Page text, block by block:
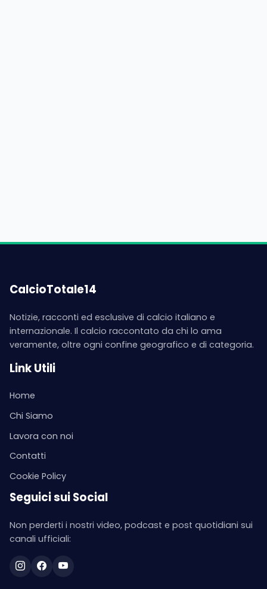
CalcioTotale14
Notizie, racconti ed esclusive di calcio italiano e
internazionale. Il calcio raccontato da chi lo ama
veramente, oltre ogni confine geografico e di categoria.
Link Utili
Home
Chi Siamo
Lavora con noi
Contatti
Cookie Policy
Seguici sui Social
Non perderti i nostri video, podcast e post quotidiani sui
canali ufficiali: